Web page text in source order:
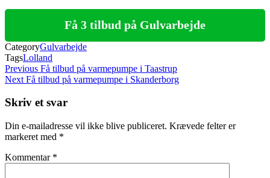
Få 3 tilbud på Gulvarbejde
CategoryGulvarbejde
TagsLolland
Indlægsnavigation
Previous
Post
Previous Få tilbud på varmepumpe i Taastrup
Next
Next Få tilbud på varmepumpe i Skanderborg
Skriv et svar
Din e-mailadresse vil ikke blive publiceret. Krævede felter er
markeret med *
Kommentar *